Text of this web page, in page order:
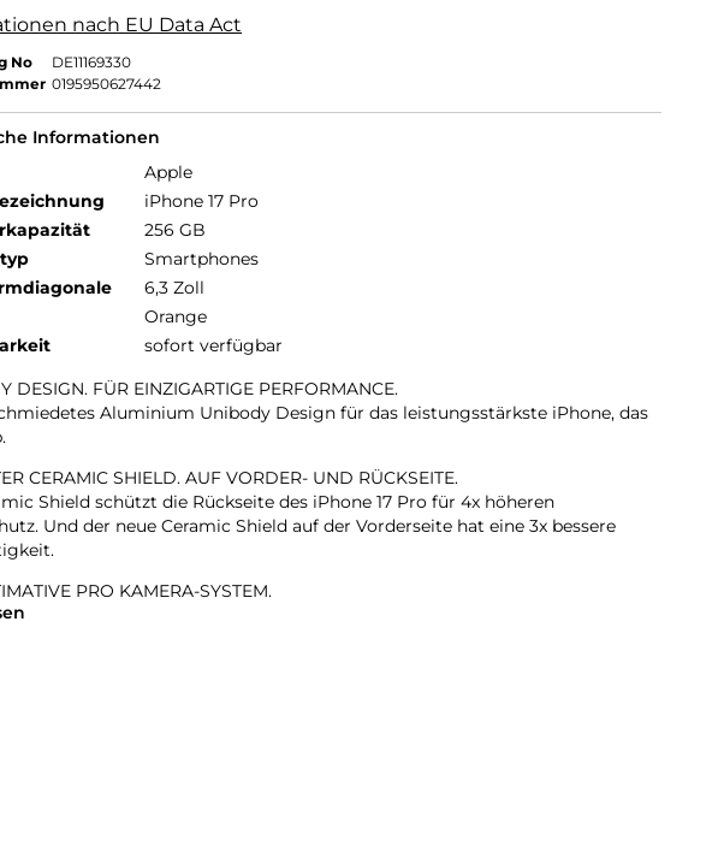
nach EU Data Act
No
DE11169330
0195950627442
Informationen
Apple
iPhone 17 Pro
256 GB
Smartphones
6,3 Zoll
Orange
sofort verfügbar
DESIGN. FÜR EINZIGARTIGE PERFORMANCE.
Aluminium Unibody Design für das leistungsstärkste iPhone, das
CERAMIC SHIELD. AUF VORDER- UND RÜCKSEITE.
Shield schützt die Rückseite des iPhone 17 Pro für 4x höheren
Und der neue Ceramic Shield auf der Vorderseite hat eine 3x bessere
PRO KAMERA-SYSTEM.
Rückkameras und 8x Zoom in optischer Qualität – dem größten